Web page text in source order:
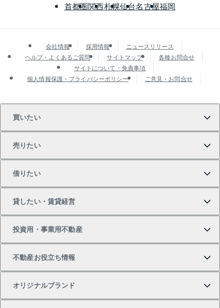
首都圏関西札幌仙台名古屋福岡
会社情報 採用情報
ニュースリリース
ヘルプ・よくあるご質問
サイトマップ
各種お問合せ
サイトについて・免責事項
個人情報保護・プライバシーポリシー
ご意見・お問合せ
買いたい
新築・分譲マンションの購入
中古マンションの購入
売りたい
マンションの売却・査定
一戸建ての売却・査定
借りたい
借りたいTOP
物件を借りる
貸したい・賃貸経営
貸したいTOP
投資用・事業用不動産
不動産お役立ち情報
オリジナルブランド